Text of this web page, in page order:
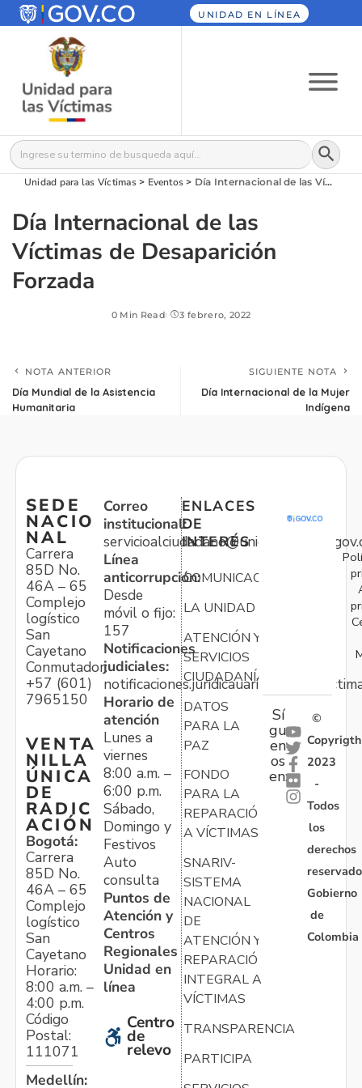
UNIDAD EN LÍNEA
Buscar: Botón
Unidad para las Víctimas> Eventos > Día Internacional de las Víctimas de Desaparición Forzada
Día Internacional de las
Víctimas de Desaparición
Forzada
0 Min Read 3 febrero, 2022
NOTA ANTERIOR
Día Mundial de la Asistencia
Humanitaria
SIGUIENTE NOTA
Día Internacional de la Mujer
Indígena
SEDE
NACIO
NAL
Carrera
85D No.
46A – 65
Complejo
logístico
San
Cayetano
Conmutador:
+57 (601)
7965150
VENTA
NILLA
ÚNICA
DE
RADIC
ACIÓN
Bogotá:
Carrera
85D No.
46A – 65
Complejo
logístico
San
Cayetano
Horario:
8:00 a.m. –
4:00 p.m.
Código
Postal:
111071
Medellín:
Correo
institucional:
Línea
anticorrupción:
Desde
móvil o fijo:
157
Notificaciones
judiciales:
Horario de
atención
Lunes a
viernes
8:00 a.m. –
6:00 p.m.
Sábado,
Domingo y
Festivos
Auto
consulta
Puntos de
Atención y
Centros
Regionales
Unidad en
línea
Centro
de
relevo
ENLACES
DE
INTERÉS
COMUNICACIONES
LA UNIDAD
ATENCIÓN Y
SERVICIOS
CIUDADANÍA
DATOS
PARA LA
PAZ
FONDO
PARA LA
REPARACIÓN
A VÍCTIMAS
SNARIV-
SISTEMA
NACIONAL
DE
ATENCIÓN Y
REPARACIÓN
INTEGRAL A
VÍCTIMAS
TRANSPARENCIA
PARTICIPA
Sí
gu
en
os
en:
©
Copyrigth
2023
-
Todos
los
derechos
Gobierno
de
Colombia